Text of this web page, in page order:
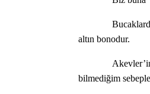
altın bonodur.
bilmediğim